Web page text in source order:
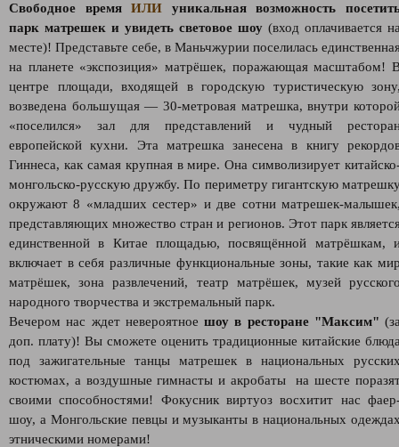
Свободное времяИЛИ уникальная возможность
парк матрешек и увидеть световое шоу (вход оплачивается
месте)! Представьте себе, в Маньчжурии поселилась
на планете «экспозиция» матрёшек, поражающая масштабом!
центре площади, входящей в городскую туристическую
возведена большущая — 30-метровая матрешка, внутри
«поселился» зал для представлений и чудный
европейской кухни. Эта матрешка занесена в книгу
Гиннеса, как самая крупная в мире. Она символизирует
монгольско-русскую дружбу. По периметру гигантскую
окружают 8 «младших сестер» и две сотни матрешек-
представляющих множество стран и регионов. Этот парк
единственной в Китае площадью, посвящённой матрёшкам,
включает в себя различные функциональные зоны, такие как
матрёшек, зона развлечений, театр матрёшек, музей
народного творчества и экстремальный парк.
Вечером нас ждет невероятное шоу в ресторане "Максим"
доп. плату)! Вы сможете оценить традиционные китайские
под зажигательные танцы матрешек в национальных
костюмах, а воздушные гимнасты и акробаты на шесте
своими способностями! Фокусник виртуоз восхитит нас
шоу, а Монгольские певцы и музыканты в национальных
этническими номерами!